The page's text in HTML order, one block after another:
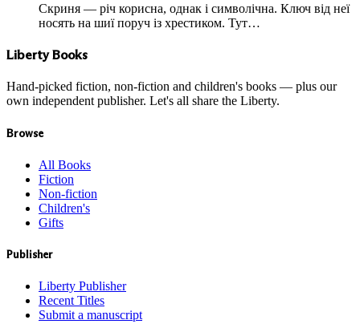
Скриня — річ корисна, однак і символічна. Ключ від неї
носять на шиї поруч із хрестиком. Тут…
Liberty Books
Hand-picked fiction, non-fiction and children's books — plus our
own independent publisher. Let's all share the Liberty.
Browse
All Books
Fiction
Non-fiction
Children's
Gifts
Publisher
Liberty Publisher
Recent Titles
Submit a manuscript